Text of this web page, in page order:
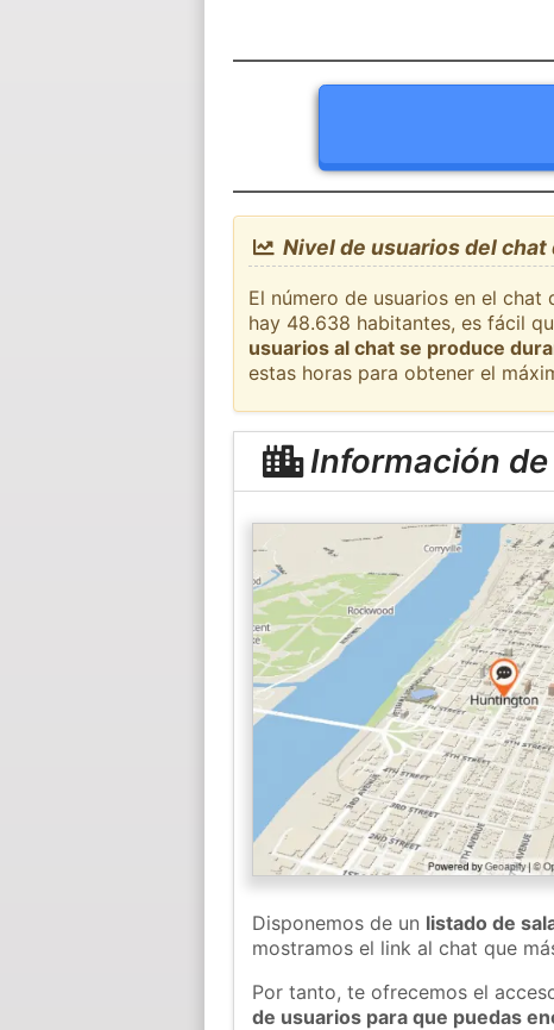
Nivel de usuarios del
El número de usuarios en el
hay 48.638 habitantes, es fácil
usuarios al chat se produce
estas horas para obtener el
Información
Disponemos de un listado de
mostramos el link al chat que
Por tanto, te ofrecemos el
de usuarios para que puedas